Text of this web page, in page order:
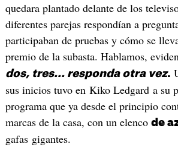
quedara plantado delante de los
diferentes parejas respondían a
participaban de pruebas y cómo se
premio de la subasta. Hablamos,
dos, tres... responda otra vez.
sus inicios tuvo en Kiko Ledgard a su
programa que ya desde el principio
marcas de la casa, con un elenco de
gafas gigantes.